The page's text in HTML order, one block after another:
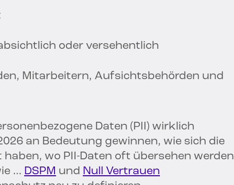
oder versehentlich
Mitarbeitern, Aufsichtsbehörden und
Daten (PII) wirklich
an Bedeutung gewinnen, wie sich die
wo PII-Daten oft übersehen werden
… DSPM und Null Vertrauen